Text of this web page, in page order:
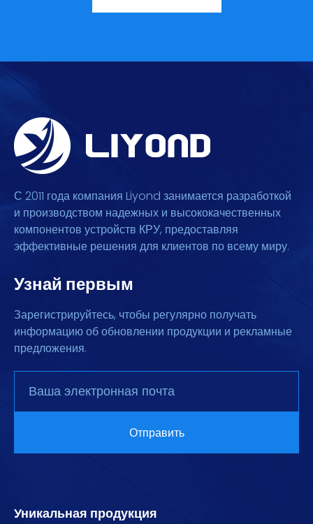
С 2011 года компания Liyond занимается разработкой
и производством надежных и высококачественных
компонентов устройств КРУ, предоставляя
эффективные решения для клиентов по всему миру.
Узнай первым
Зарегистрируйтесь, чтобы регулярно получать
информацию об обновлении продукции и рекламные
предложения.
Уникальная продукция